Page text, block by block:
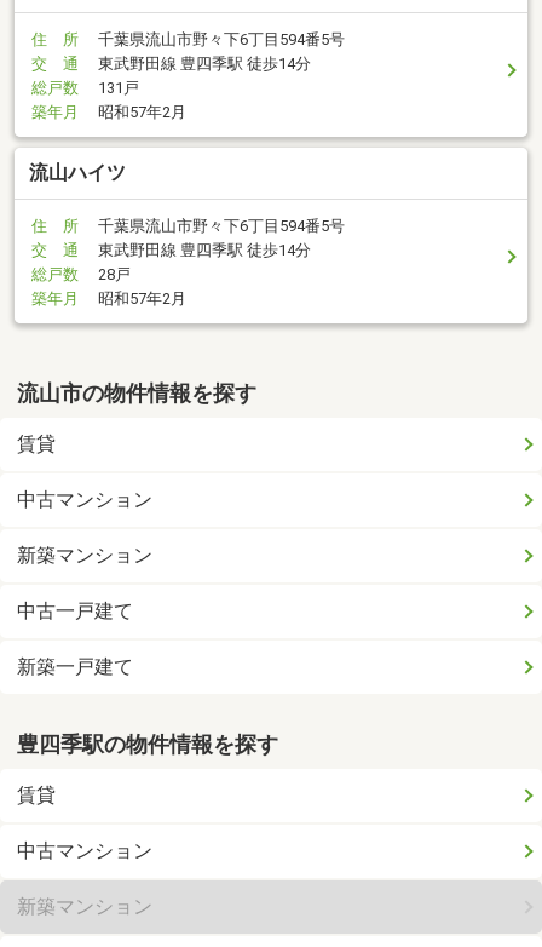
住 所
千葉県流山市野々下6丁目594番5号
交 通
東武野田線 豊四季駅 徒歩14分
総戸数
131戸
築年月
昭和57年2月
流山ハイツ
住 所
千葉県流山市野々下6丁目594番5号
交 通
東武野田線 豊四季駅 徒歩14分
総戸数
28戸
築年月
昭和57年2月
流山市の物件情報を探す
賃貸
中古マンション
新築マンション
中古一戸建て
新築一戸建て
豊四季駅の物件情報を探す
賃貸
中古マンション
新築マンション